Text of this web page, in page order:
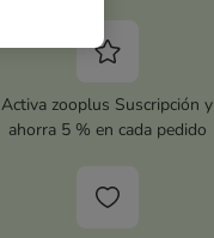
Activa zooplus Suscripción y
ahorra 5 % en cada pedido